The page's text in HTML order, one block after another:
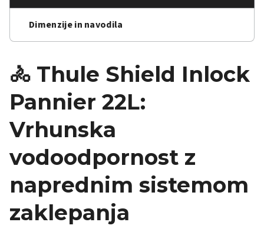
Dimenzije in navodila
🚴 Thule Shield Inlock
Pannier 22L:
Vrhunska
vodoodpornost z
naprednim sistemom
zaklepanja